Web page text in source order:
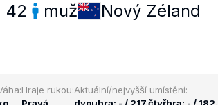
42 muž Nový Zéland
Hraje rukou:Aktuální/nejvyšší umístění: